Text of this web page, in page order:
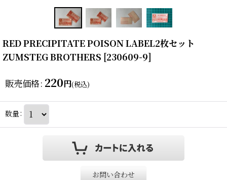
RED PRECIPITATE POISON LABEL2枚セット
ZUMSTEG BROTHERS [230609-9]
販売価格: 220円(税込)
数量:
お問い合わせ